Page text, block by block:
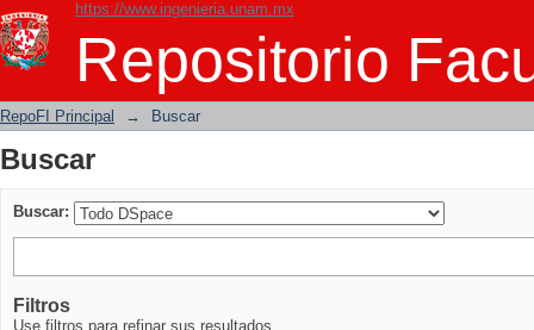
https://www.ingenieria.unam.mx
Repositorio
Buscar
RepoFI Principal → Buscar
Buscar
Buscar:
Filtros
Use filtros para refinar sus resultados.